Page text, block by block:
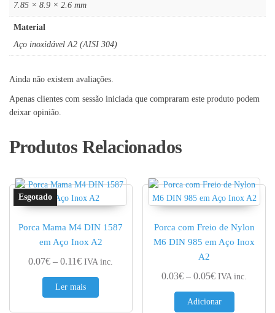
7.85 × 8.9 × 2.6 mm
Material
Aço inoxidável A2 (AISI 304)
Ainda não existem avaliações.
Apenas clientes com sessão iniciada que compraram este produto podem
deixar opinião.
Produtos Relacionados
Porca Mama M4 DIN 1587
em Aço Inox A2
0.07€ – 0.11€Price range: 0.07€ through 0.11€
IVA inc.
Ler mais
Porca com Freio de Nylon
M6 DIN 985 em Aço Inox
A2
0.03€ – 0.05€Price range:
IVA inc.
Adicionar